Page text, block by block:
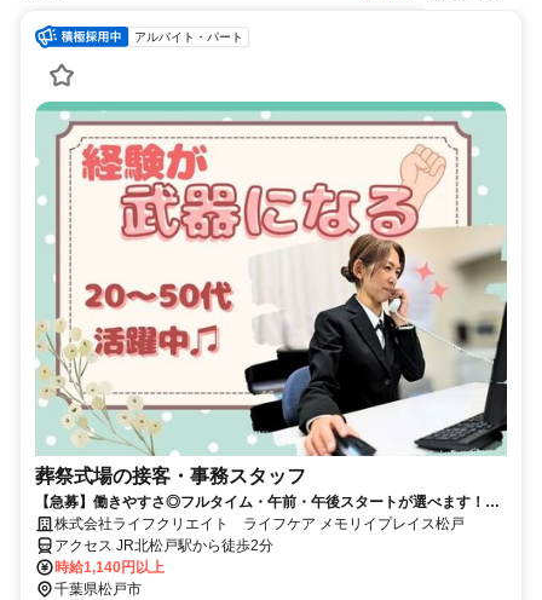
アルバイト・パート
葬祭式場の接客・事務スタッフ
【急募】働きやすさ◎フルタイム・午前・午後スタートが選べます！簡
単な事務とお客様対応をお任せ
株式会社ライフクリエイト ライフケア メモリイプレイス松戸
アクセス JR北松戸駅から徒歩2分
時給1,140円以上
千葉県松戸市